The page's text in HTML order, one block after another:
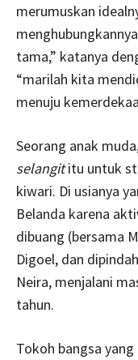
merumuskan
tama,” katanya
“marilah kita
menuju
Seorang anak
selangititu untuk
kiwari. Di usianya
Belanda karena
dibuang (bersama
Digoel, dan
Neira, menjalani
tahun.
Tokoh bangsa